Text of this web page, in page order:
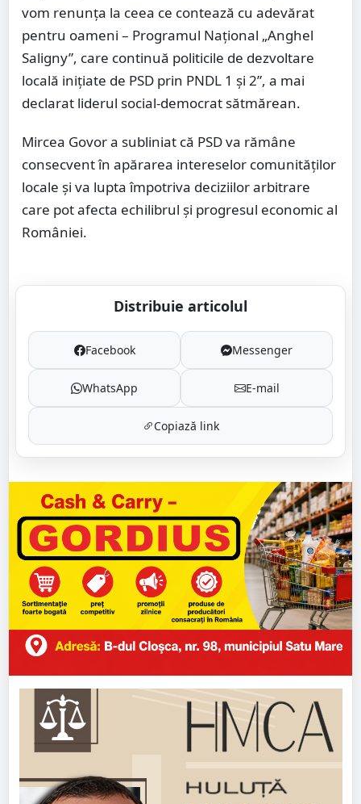
vom renunța la ceea ce contează cu adevărat
pentru oameni – Programul Național „Anghel
Saligny”, care continuă politicile de dezvoltare
locală inițiate de PSD prin PNDL 1 și 2”, a mai
declarat liderul social-democrat sătmărean.
Mircea Govor a subliniat că PSD va rămâne
consecvent în apărarea intereselor comunităților
locale și va lupta împotriva deciziilor arbitrare
care pot afecta echilibrul și progresul economic al
României.
Distribuie articolul
Facebook Messenger
WhatsApp E-mail
Copiază link